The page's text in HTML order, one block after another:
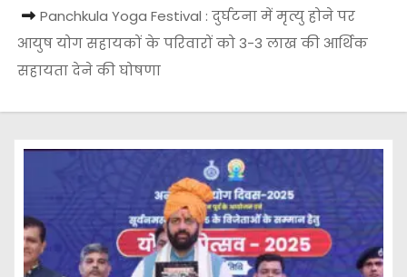
Panchkula Yoga Festival : दुर्घटना में मृत्यु होने पर
आयुष योग सहायकों के परिवारों को 3-3 लाख की आर्थिक
सहायता देने की घोषणा